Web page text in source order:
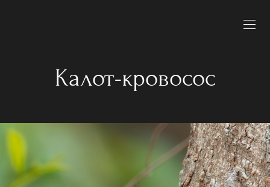
Калот-кровосос